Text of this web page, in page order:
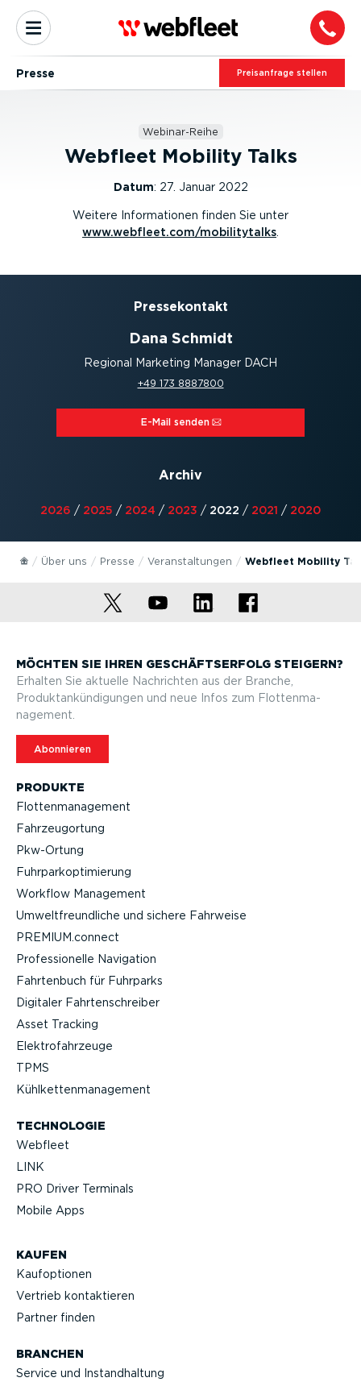
Presse Preis­an­frage stellen
Webinar-Reihe
Webfleet Mobility Talks
Datum: 27. Januar 2022
Weitere Informationen finden Sie unter
www.webfleet.com/mobilitytalks.
Presse­kontakt
Dana Schmidt
Regional Marketing Manager DACH
+49 173 8887800
E-Mail senden⁠
Archiv
2026 / 2025 / 2024 / 2023 / 2022 / 2021 / 2020
Über uns Presse Veran­stal­tungen Webfleet Mobility
PRODUKTE
Flotten­ma­nagement
Fahrzeu­g­ortung
Pkw-Ortung
Fuhrpar­k­op­ti­mierung
Workflow Management
Umwelt­freund­liche und sichere Fahrweise
PREMIUM.connect
Profes­sio­nelle Navigation
Fahrtenbuch für Fuhrparks
Digitaler Fahrten­schreiber
Asset Tracking
Elektro­fahr­zeuge
TPMS
Kühlket­ten­ma­nagement
TECHNOLOGIE
Webfleet
LINK
PRO Driver Terminals
Mobile Apps
KAUFEN
Kaufop­tionen
Vertrieb kontak­tieren
Partner finden
BRANCHEN
Service und Instand­haltung
MÖCHTEN SIE IHREN GESCHÄFTS­ERFOLG STEIGERN?
Erhalten Sie aktuelle Nachrichten aus der Branche,
Produktan­kün­di­gungen und neue Infos zum Flotten­ma­
nagement.
Abonnieren